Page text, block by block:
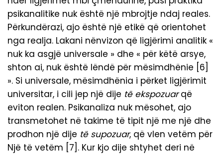
psikanalitike nuk është një mbrojtje ndaj reales.
Përkundërazi, ajo është një etikë që orientohet
nga realja. Lakani nënvizon që ligjërimi analitik «
nuk ka asgjë universale » dhe « për këtë arsye,
shton ai, nuk është lëndë për mësimdhënie [6]
». Si universale, mësimdhënia i përket ligjërimit
universitar, i cili jep një dije të ekspozuarqë
eviton realen. Psikanaliza nuk mësohet, ajo
transmetohet në takime të tipit një me një dhe
prodhon një dije të supozuar, që vlen vetëm për
Një të vetëm [7]. Kur kjo dije shtyhet deri në